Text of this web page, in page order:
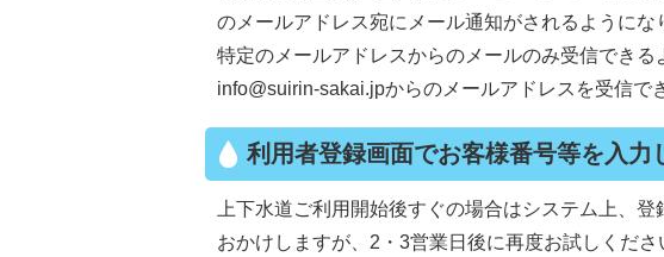
のメールアドレス宛にメール通知がされるようにな
特定のメールアドレスからのメールのみ受信できる
info@suirin-sakai.jpからのメールアドレスを受信で
利用者登録画面でお客様番号等を入力
上下水道ご利用開始後すぐの場合はシステム上、
おかけしますが、2・3営業日後に再度お試しくださ